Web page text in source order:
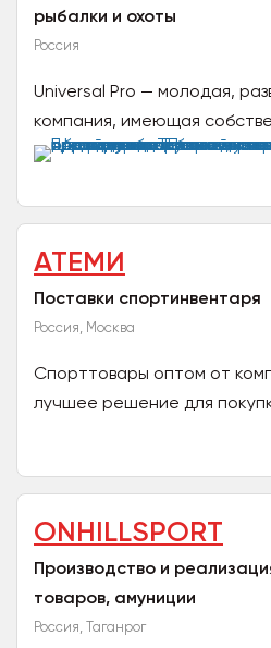
рыбалки и охоты
Россия
Universal Pro — молодая,
компания, имеющая
расположенное в Санкт-
АТЕМИ
Поставки спортинвентаря
Россия, Москва
Спорттовары оптом от
лучшее решение для
ONHILLSPORT
Производство и
товаров, амуниции
Россия, Таганрог